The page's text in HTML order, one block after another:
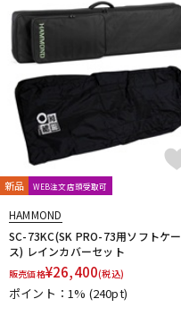
新品 WEB注文店頭受取可
HAMMOND
SC-73KC(SK PRO-73用ソフトケー
ス) レインカバーセット
販売価格¥26,400(税込)
ポイント：1% (240pt)